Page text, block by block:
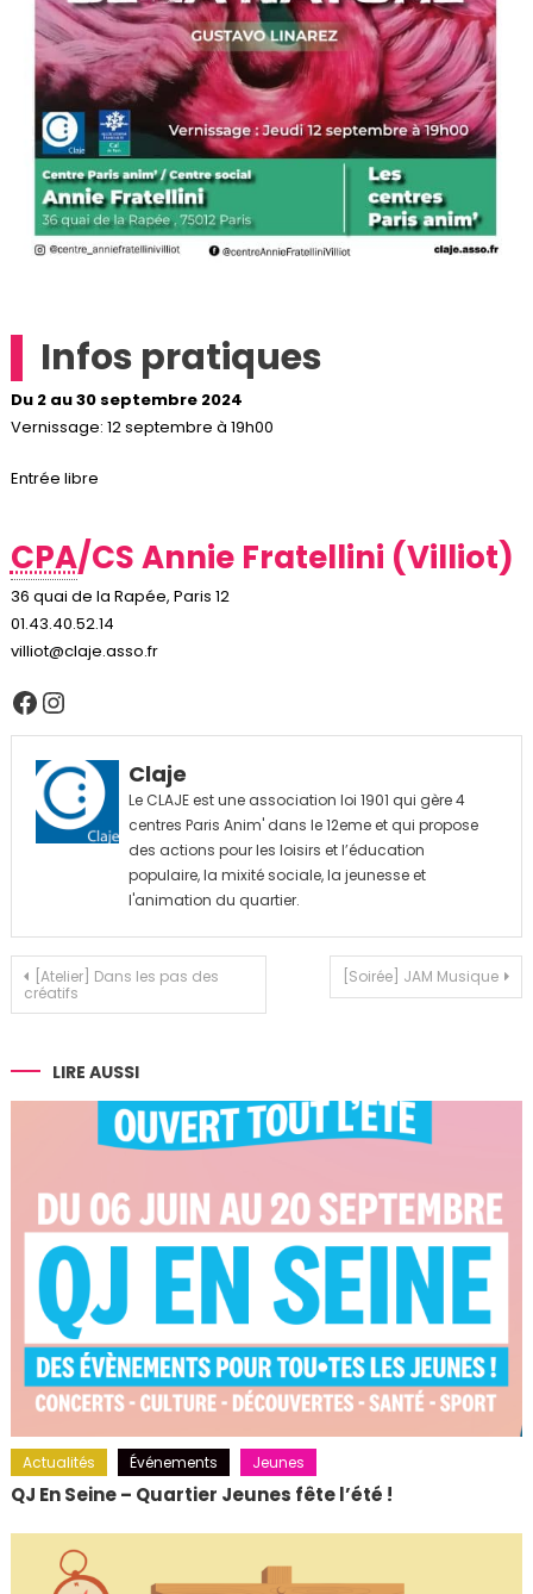
Infos pratiques
Du 2 au 30 septembre 2024
Vernissage: 12 septembre à 19h00
Entrée libre
CPA/CS Annie Fratellini (Villiot)
36 quai de la Rapée, Paris 12
01.43.40.52.14
villiot@claje.asso.fr
Facebook
Instagram
Claje
Le CLAJE est une association loi 1901 qui gère 4
centres Paris Anim' dans le 12eme et qui propose
des actions pour les loisirs et l’éducation
populaire, la mixité sociale, la jeunesse et
l'animation du quartier.
Navigation
de
l’article
[Atelier] Dans les pas des
créatifs
[Soirée] JAM Musique
LIRE AUSSI
Actualités Événements Jeunes
QJ En Seine – Quartier Jeunes fête l’été !